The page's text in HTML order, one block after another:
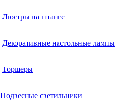
Люстры на штанге
Декоративные настольные лампы
Торшеры
Подвесные светильники